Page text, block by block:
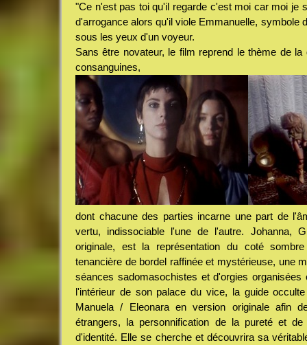
"Ce n'est pas toi qu'il regarde c'est moi car moi je
d'arrogance alors qu'il viole Emmanuelle, symbole
sous les yeux d'un voyeur.
Sans être novateur, le film reprend le thème de
consanguines,
dont chacune des parties incarne une part de
vertu, indissociable l'une de l'autre. Johanna,
originale, est la représentation du coté
tenancière de bordel raffinée et mystérieuse, une
séances sadomasochistes et d'orgies
l'intérieur de son palace du vice, la guide
Manuela / Eleonara en version originale afin
étrangers, la personnification de la pureté et
d'identité. Elle se cherche et découvrira sa